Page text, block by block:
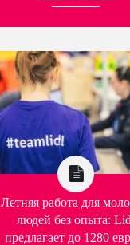
Летняя работа для
людей без опыта:
предлагает до 1280